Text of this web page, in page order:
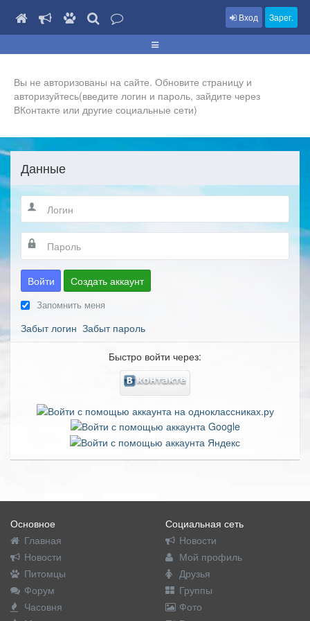
Вход Зарег.
Вы не авторизованы на сайте. Обновите страницу и
авторизуйтесь(введите логин и пароль, зайдите через
ВКонтакте или другие социальные сети)
Данные
Войти Создать аккаунт
Запомнить меня
Забыт логин Забыт пароль
Быстро войти через:
Основное
Главная
Новости
Питомцы
Форум
Часовня
Социальная сеть
Новости
Мой профиль
Друзья
Группы
Фото